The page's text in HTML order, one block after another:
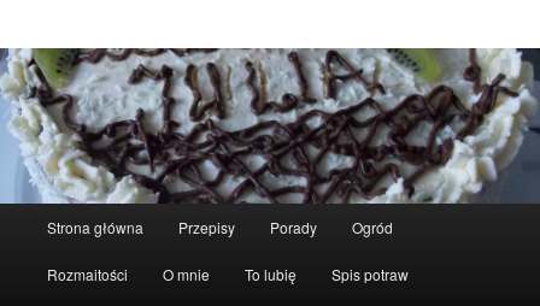
Strona główna Przepisy Porady Ogród
Rozmaitości O mnie To lubię Spis potraw